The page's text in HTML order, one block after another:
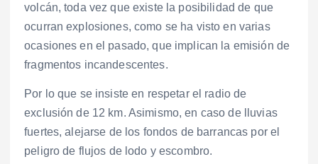
volcán, toda vez que existe la posibilidad de que
ocurran explosiones, como se ha visto en varias
ocasiones en el pasado, que implican la emisión de
fragmentos incandescentes.
Por lo que se insiste en respetar el radio de
exclusión de 12 km. Asimismo, en caso de lluvias
fuertes, alejarse de los fondos de barrancas por el
peligro de flujos de lodo y escombro.